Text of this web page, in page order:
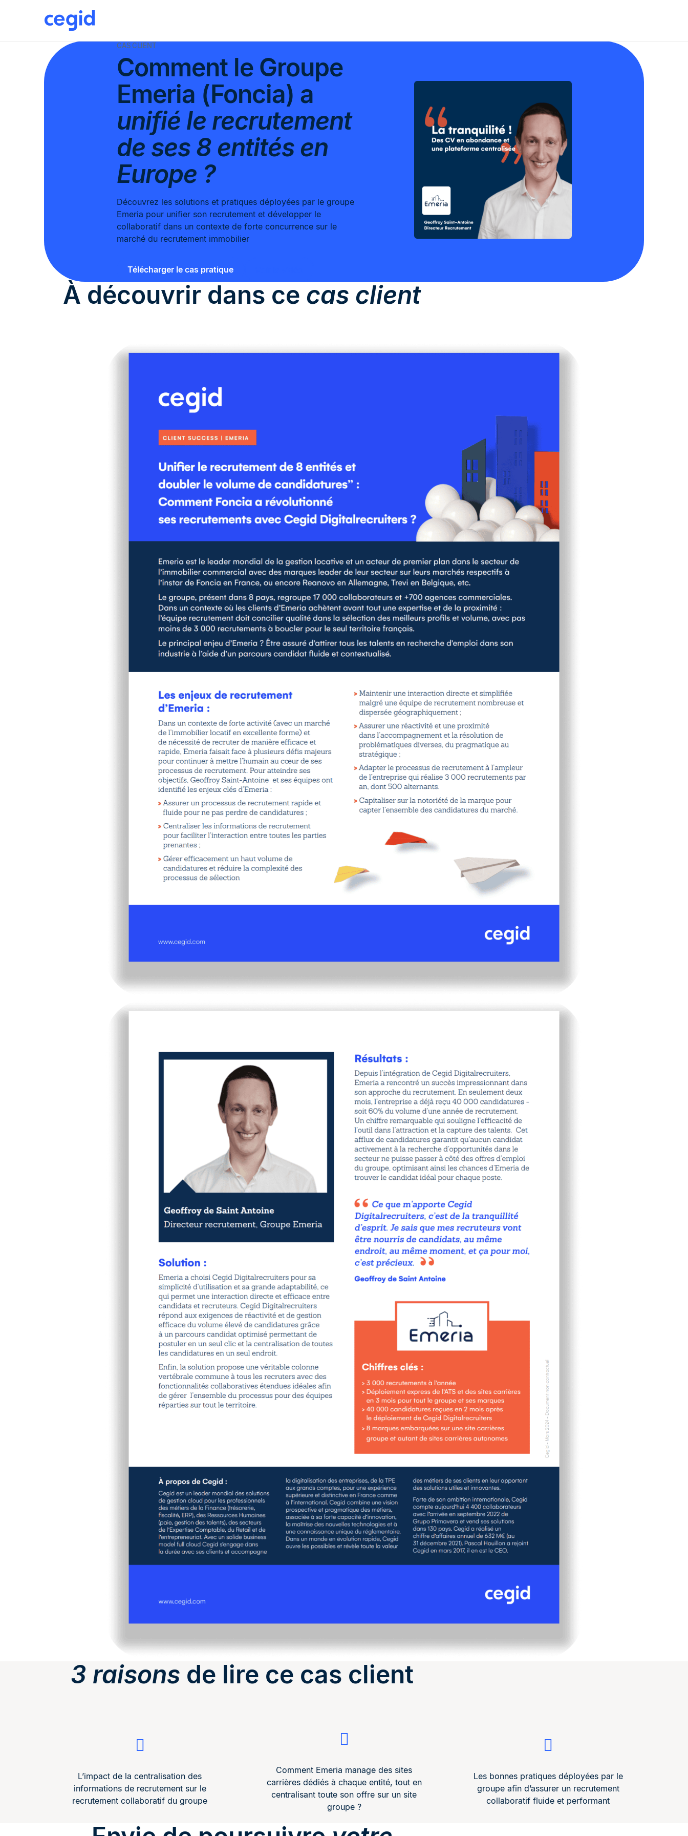
CAS CLIENT
Comment le Groupe
Emeria (Foncia) a
unifié le recrutement
de ses 8 entités en
Europe ?
Découvrez les solutions et pratiques déployées par le groupe
Emeria pour unifier son recrutement et développer le
collaboratif dans un contexte de forte concurrence sur le
marché du recrutement immobilier
Télécharger le cas pratique
À découvrir dans ce cas client
3 raisons de lire ce cas client
L’impact de la centralisation des
informations de recrutement sur le
recrutement collaboratif du groupe
Comment Emeria manage des sites
carrières dédiés à chaque entité, tout en
centralisant toute son offre sur un site
groupe ?
Les bonnes pratiques déployées par le
groupe afin d’assurer un recrutement
collaboratif fluide et performant